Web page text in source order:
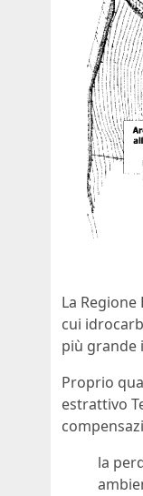
La
cui
più grande
Proprio
estrattivo
la